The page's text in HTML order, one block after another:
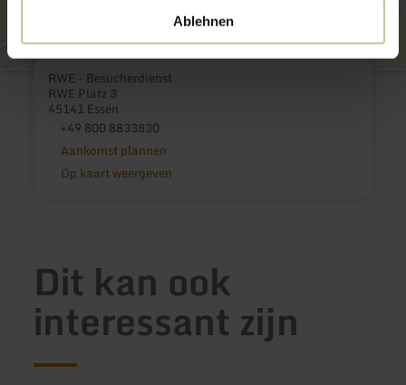
Ablehnen
RWE - Besucherdienst
RWE Platz 3
45141 Essen
+49 800 8833830
Aankomst plannen
Op kaart weergeven
Dit kan ook
interessant zijn